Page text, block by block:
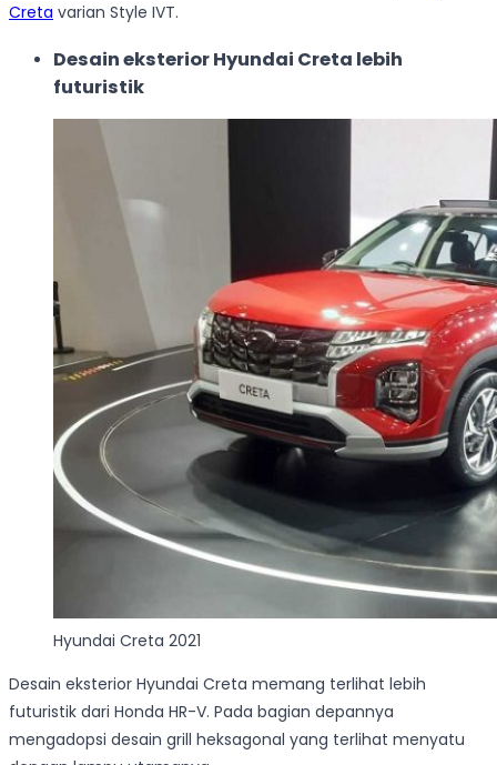
Creta varian Style IVT.
Desain eksterior Hyundai Creta lebih
futuristik
Hyundai Creta 2021
Desain eksterior Hyundai Creta memang terlihat lebih
futuristik dari Honda HR-V. Pada bagian depannya
mengadopsi desain grill heksagonal yang terlihat menyatu